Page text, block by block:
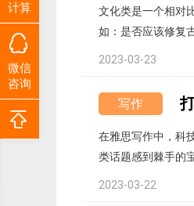
文化类是一个相对
如：是否应该修复
2023-03-23
写作
在雅思写作中，科
类话题感到棘手的
2023-03-22
计算
微信
咨询